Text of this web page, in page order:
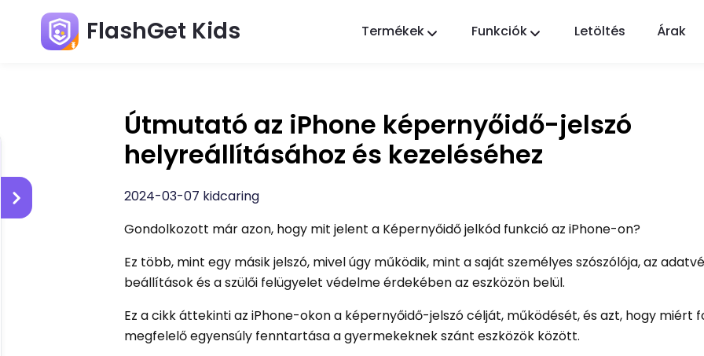
FlashGet Kids Termékek
FlashGet Finder
Telefonja lopás elleni védelme, a mi
felelősségünk.
Funkciók Letöltés Árak
Útmutató az iPhone képernyőidő-jelszó
helyreállításához és kezeléséhez
2024-03-07 kidcaring
Gondolkozott már azon, hogy mit jelent a Képernyőidő jelkód funkció az iPhone-on?
Ez több, mint egy másik jelszó, mivel úgy működik, mint a saját személyes szószólója, az
beállítások és a szülői felügyelet védelme érdekében az eszközön belül.
Ez a cikk áttekinti az iPhone-okon a képernyőidő-jelszó célját, működését, és azt, hogy miért
megfelelő egyensúly fenntartása a gyermekeknek szánt eszközök között.